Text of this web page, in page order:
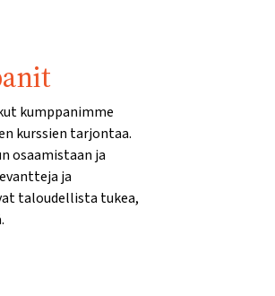
kumppanimme
kurssien tarjontaa.
osaamistaan ja
ja
taloudellista tukea,